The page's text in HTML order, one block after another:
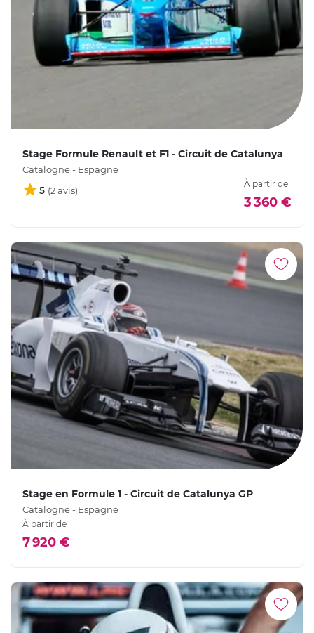
Stage Formule Renault et F1 - Circuit de Catalunya
Catalogne - Espagne
5
À partir de
3 360 €
Stage en Formule 1 - Circuit de Catalunya GP
Catalogne - Espagne
À partir de
7 920 €